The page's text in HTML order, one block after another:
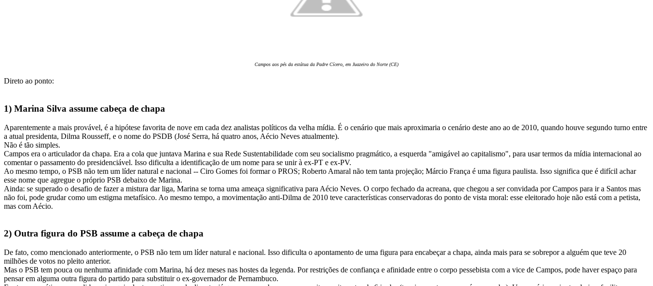
Campos aos pés da estátua da Padre Cícero, em Juazeiro do Norte (CE)
Direto ao ponto:
1) Marina Silva assume cabeça de chapa
Aparentemente a mais provável, é a hipótese favorita de nove em cada dez analistas políticos da velha mídia. É o cenário que mais aproximaria o cenário deste ano ao de 2010, quando houve segundo turno entre
a atual presidenta, Dilma Rousseff, e o nome do PSDB (José Serra, há quatro anos, Aécio Neves atualmente).
Não é tão simples.
Campos era o articulador da chapa. Era a cola que juntava Marina e sua Rede Sustentabilidade com seu socialismo pragmático, a esquerda "amigável ao capitalismo", para usar termos da mídia internacional ao
comentar o passamento do presidenciável. Isso dificulta a identificação de um nome para se unir à ex-PT e ex-PV.
Ao mesmo tempo, o PSB não tem um líder natural e nacional -- Ciro Gomes foi formar o PROS; Roberto Amaral não tem tanta projeção; Márcio França é uma figura paulista. Isso significa que é difícil achar
esse nome que agregue o próprio PSB debaixo de Marina.
Ainda: se superado o desafio de fazer a mistura dar liga, Marina se torna uma ameaça significativa para Aécio Neves. O corpo fechado da acreana, que chegou a ser convidada por Campos para ir a Santos mas
não foi, pode grudar como um estigma metafísico. Ao mesmo tempo, a movimentação anti-Dilma de 2010 teve características conservadoras do ponto de vista moral: esse eleitorado hoje não está com a petista,
mas com Aécio.
2) Outra figura do PSB assume a cabeça de chapa
De fato, como mencionado anteriormente, o PSB não tem um líder natural e nacional. Isso dificulta o apontamento de uma figura para encabeçar a chapa, ainda mais para se sobrepor a alguém que teve 20
milhões de votos no pleito anterior.
Mas o PSB tem pouca ou nenhuma afinidade com Marina, há dez meses nas hostes da legenda. Por restrições de confiança e afinidade entre o corpo pessebista com a vice de Campos, pode haver espaço para
pensar em alguma outra figura do partido para substituir o ex-governador de Pernambuco.